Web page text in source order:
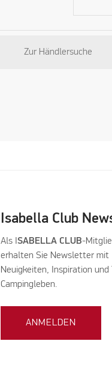
Zur Händlersuche
Isabella Club
Als I SABELLA CLUB-
erhalten Sie Newsletter mit
Neuigkeiten, Inspiration und
Campingleben.
ANMELDEN